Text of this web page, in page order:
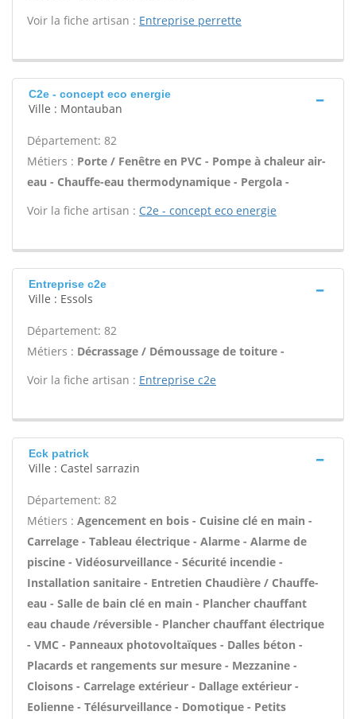
Voir la fiche artisan : Entreprise perrette
C2e - concept eco energie
Ville : Montauban
Département: 82
Métiers : Porte / Fenêtre en PVC - Pompe à chaleur air-
eau - Chauffe-eau thermodynamique - Pergola -
Voir la fiche artisan : C2e - concept eco energie
Entreprise c2e
Ville : Essols
Département: 82
Métiers : Décrassage / Démoussage de toiture -
Voir la fiche artisan : Entreprise c2e
Eck patrick
Ville : Castel sarrazin
Département: 82
Métiers : Agencement en bois - Cuisine clé en main -
Carrelage - Tableau électrique - Alarme - Alarme de
piscine - Vidéosurveillance - Sécurité incendie -
Installation sanitaire - Entretien Chaudière / Chauffe-
eau - Salle de bain clé en main - Plancher chauffant
eau chaude /réversible - Plancher chauffant électrique
- VMC - Panneaux photovoltaïques - Dalles béton -
Placards et rangements sur mesure - Mezzanine -
Cloisons - Carrelage extérieur - Dallage extérieur -
Eolienne - Télésurveillance - Domotique - Petits